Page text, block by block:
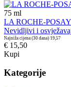
75 ml
LA ROCHE-POSAY
Nevidljivi i
Najniža cijena (30 dana) 19,57
€ 15,50
Kupi
Kategorije